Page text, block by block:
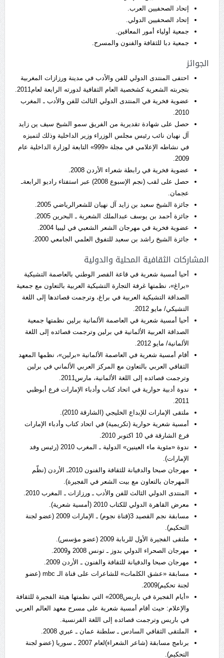
إتحاد الصحفيين العرب.
إتحاد الصحفيين الدولي.
جمعية أولياء أمور المعاقين.
جمعية دبا للثقافة والفنون والمسرح.
الجوائز
احتفى المنتدى الدولي للفن والأدب في مدينة ورزازات المغربية
بتجربته الشعرية كشخصية العام الثقافية لدورته الرابعة لعام2011.
عضوية فخرية في المنتدى الدولي الثالث للفن والأدب ـ المغرب
2010.
حصل على شهادة تقديرية من الفريق سمو الشيخ سيف ين زايد
آل نهيان نائب رئيس مجلس الوزراء وزير الداخلية وذلك لتميزه
في نشاطه الإعلامي في مجلة «999» التابعة لوزارة الداخلية عام
2009.
عضوية فخرية في رابطة شعراء الأردن 2008.
حصل على لقب (نجم الإسبوع 2008) عبر استفتاء راديو الرابعةـ
عجمان.
جائزة الشيخ سعيد بن زايد آل نهيان للشعرالرياضي 2005.
جائزة أحمد بن يوسف عبدالملك الشعرية ـ البحرين 2005.
عضوية فخرية في مهرجان الشعر الشعبي في ليبيا 2004.
جائزة الشيخ راشد بن سعيد للتفوق العلمي الجامعي 2000.
المشاركات الثقافية المحلية والدولية
أحيا أمسية شعرية في قاعة القصر الوطني بالعاصمة التشيكية
«براغ»، نظمتها غرفة التجارة التشيكية العربية بالتعاون مع جمعية
الصداقة التشيكية العربية في براغ، وترجمت قصائدها إلى اللغة
التشيكي/ مايو 2012.
أحيا أمسية شعرية في العاصمة الألمانية برلين نظمتها جمعية
الصداقة العربية الألمانية في برلين وترجمت قصائده إلى اللغة
الألمانية/ مايو 2012.
أقام أمسية شعرية في العاصمة الألمانية «برلين»، نظمها المعهد
الثقافي العربي بالتعاون مع المركز العربي الألماني في برلين
وترجمت قصائده إلى اللغة الألمانية، مارس2011.
ندوة أدبية حوارية في اتحاد كتاب وأدباء الإمارات فرع أبوظبي
2011.
ملتقى الإمارات للإبداع الخليجي (الشارقة 2010).
أمسية شعرية حوارية (تكريمية) في اتحاد كتاب وأدباء الإمارات
فرع الشارقة في 10 اكتوبر 2010.
ندوة «مئوية ماء العينين» الدولية ـ المغرب 2010 (رئيس وفد
الإمارات).
مهرجان صبحا والدفيانة للثقافة والفنون 2010ـ الأردن (نظّم
المهرجان بالتعاون مع بيت الشعر في الفجيرة).
المنتدى الدولي الثالث للفن والأدب ـ ورزازات ـ المغرب 2010.
معرض القاهرة الدولي للكتاب 2010 (أمسية شعرية).
مسابقة نجم القصيد 3(قناة نجوم) ـ الإمارات 2009 (عضو لجنة
التحكيم).
ملتقى الفجيرة الأول للربابة 2009 (عضو مؤسس).
مهرجان الصحراء الدولي بدوز ـ تونس 2008 و2009.
مهرجان صبحا والدفيانة للثقافة والفنون ـ الأردن 2009.
مسابقة «عشق الكلمات» للشاعرات على قناة الـ mbc (عضو
لجنة تحكيم)2009.
«أيام الفجيرة في باريس2008» التي نظمتها هيئة الفجيرة للثقافة
والإعلام: حيث أقام أمسية شعرية على مسرح معهد العالم العربي
في باريس وترجمت قصائده إلى اللغة الفرنسية.
الملتقى الثقافي السادس ـ سلطنة عمان ـ عبري 2008.
برنامج مسابقة (شاعر الشعراء)لعام 2007 ـ سوريا (عضو لجنة
التحكيم).